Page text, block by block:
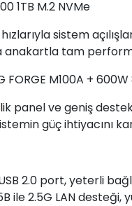
1TB M.2 NVMe
sistem
anakartla tam
FORGE M100A +
panel ve geniş
güç ihtiyacını
2.0 port, yeterli
ile 2.5G LAN desteği,